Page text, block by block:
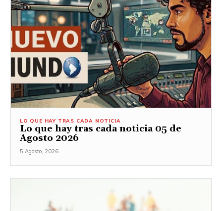
LO QUE HAY TRAS CADA NOTICIA
Lo que hay tras cada noticia 05 de
Agosto 2026
5 Agosto, 2026